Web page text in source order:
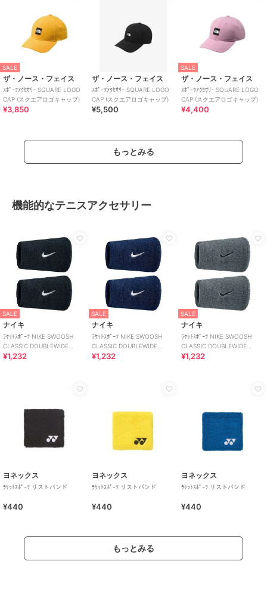
SALE
ザ・ノース・フェイス
ｽﾎﾟｰﾂｱｸｾｻﾘｰ SQUARE LOGO
CAP (スクエアロゴキャップ)
¥3,850
ザ・ノース・フェイス
ｽﾎﾟｰﾂｱｸｾｻﾘｰ SQUARE LOGO
CAP (スクエアロゴキャップ)
¥5,500
SALE
ザ・ノース・フェイス
ｽﾎﾟｰﾂｱｸｾｻﾘｰ SQUARE LOGO
CAP (スクエアロゴキャップ)
¥4,400
もっとみる
機能的なテニスアクセサリー
SALE
ナイキ
ﾗｹｯﾄｽﾎﾟｰﾂ NIKE SWOOSH
CLASSIC DOUBLEWIDE
WRISTBANDS 2PK
¥1,232
SALE
ナイキ
ﾗｹｯﾄｽﾎﾟｰﾂ NIKE SWOOSH
CLASSIC DOUBLEWIDE
WRISTBANDS 2PK
¥1,232
SALE
ナイキ
ﾗｹｯﾄｽﾎﾟｰﾂ NIKE SWOOSH
CLASSIC DOUBLEWIDE
WRISTBANDS 2PK
¥1,232
ヨネックス
ﾗｹｯﾄｽﾎﾟｰﾂ リストバンド
¥440
ヨネックス
ﾗｹｯﾄｽﾎﾟｰﾂ リストバンド
¥440
ヨネックス
ﾗｹｯﾄｽﾎﾟｰﾂ リストバンド
¥440
もっとみる